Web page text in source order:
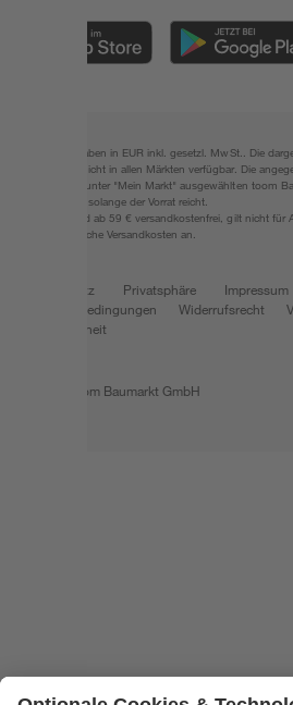
Alle Preisangaben in EUR inkl. gesetzl. MwSt.. Die
Umständen nicht in allen Märkten verfügbar. Die
sich auf den unter "Mein Markt" ausgewählten toom
Produkte nur solange der Vorrat reicht.
*Paketversand ab 59 € versandkostenfrei, gilt nicht für
fallen zusätzliche Versandkosten an.
Datenschutz Privatsphäre Impressum
Nutzungsbedingungen
Widerrufsrecht
Barrierefreiheit
© 2026 toom Baumarkt GmbH